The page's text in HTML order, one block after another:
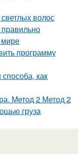
волос
программу
как
Метод 2 Метод 2
груза